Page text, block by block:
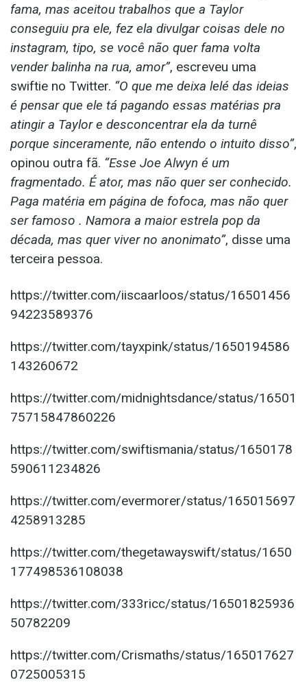
fama, mas aceitou trabalhos que a Taylor
conseguiu pra ele, fez ela divulgar coisas dele no
instagram, tipo, se você não quer fama volta
vender balinha na rua, amor”, escreveu uma
swiftie no Twitter. “O que me deixa lelé das ideias
é pensar que ele tá pagando essas matérias pra
atingir a Taylor e desconcentrar ela da turnê
porque sinceramente, não entendo o intuito disso”,
opinou outra fã. “Esse Joe Alwyn é um
fragmentado. É ator, mas não quer ser conhecido.
Paga matéria em página de fofoca, mas não quer
ser famoso . Namora a maior estrela pop da
década, mas quer viver no anonimato”, disse uma
terceira pessoa.
https://twitter.com/iiscaarloos/status/16501456
94223589376
https://twitter.com/tayxpink/status/1650194586
143260672
https://twitter.com/midnightsdance/status/16501
75715847860226
https://twitter.com/swiftismania/status/1650178
590611234826
https://twitter.com/evermorer/status/165015697
4258913285
https://twitter.com/thegetawayswift/status/1650
177498536108038
https://twitter.com/333ricc/status/16501825936
50782209
https://twitter.com/Crismaths/status/165017627
0725005315